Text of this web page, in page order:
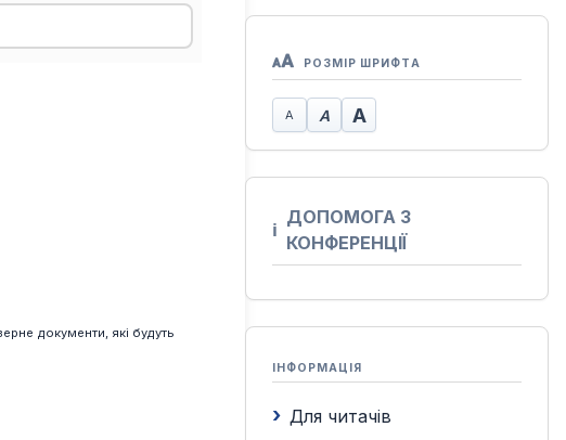
РОЗМІР ШРИФТА
ДОПОМОГА З
КОНФЕРЕНЦІЇ
ІНФОРМАЦІЯ
Для читачів
документи, які будуть